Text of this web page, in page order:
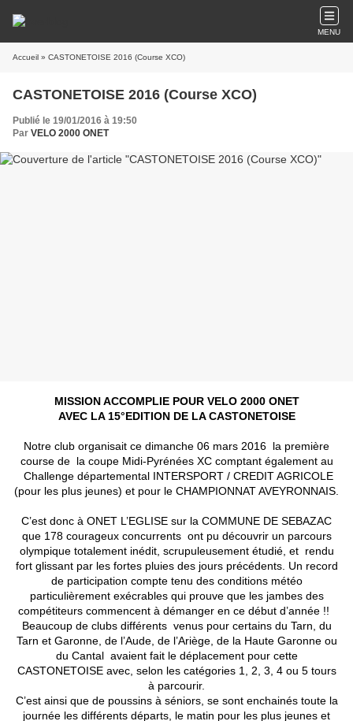
MENU
Accueil » CASTONETOISE 2016 (Course XCO)
CASTONETOISE 2016 (Course XCO)
Publié le 19/01/2016 à 19:50
Par VELO 2000 ONET
MISSION ACCOMPLIE POUR VELO 2000 ONET
AVEC LA 15°EDITION DE LA CASTONETOISE
Notre club organisait ce dimanche 06 mars 2016 la première
course de la coupe Midi-Pyrénées XC comptant également au
Challenge départemental INTERSPORT / CREDIT AGRICOLE
(pour les plus jeunes) et pour le CHAMPIONNAT AVEYRONNAIS.
C’est donc à ONET L’EGLISE sur la COMMUNE DE SEBAZAC
que 178 courageux concurrents ont pu découvrir un parcours
olympique totalement inédit, scrupuleusement étudié, et rendu
fort glissant par les fortes pluies des jours précédents. Un record
de participation compte tenu des conditions météo
particulièrement exécrables qui prouve que les jambes des
compétiteurs commencent à démanger en ce début d’année !!
Beaucoup de clubs différents venus pour certains du Tarn, du
Tarn et Garonne, de l’Aude, de l’Ariège, de la Haute Garonne ou
du Cantal avaient fait le déplacement pour cette
CASTONETOISE avec, selon les catégories 1, 2, 3, 4 ou 5 tours
à parcourir.
C’est ainsi que de poussins à séniors, se sont enchainés toute la
journée les différents départs, le matin pour les plus jeunes et